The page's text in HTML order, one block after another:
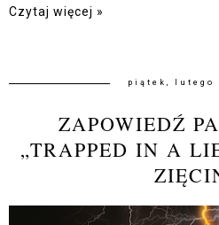
Czytaj więcej »
piątek, lutego
ZAPOWIEDŹ
„TRAPPED IN A